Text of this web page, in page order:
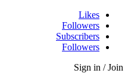
Likes
Followers
Subscribers
Followers
Sign in / Join